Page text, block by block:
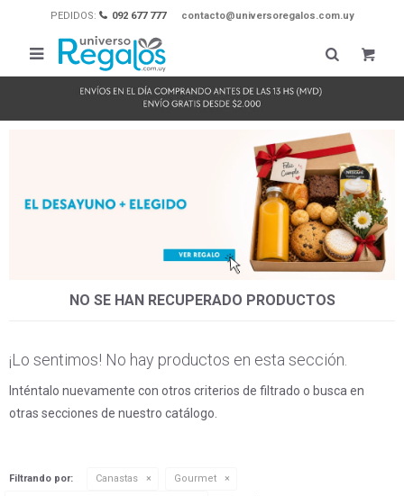
PEDIDOS: 092 677 777 contacto@universoregalos.com.uy

NO SE HAN RECUPERADO PRODUCTOS
¡Lo sentimos! No hay productos en esta sección.
Inténtalo nuevamente con otros criterios de filtrado o busca en
otras secciones de nuestro catálogo.
Filtrando por: Canastas
Gourmet